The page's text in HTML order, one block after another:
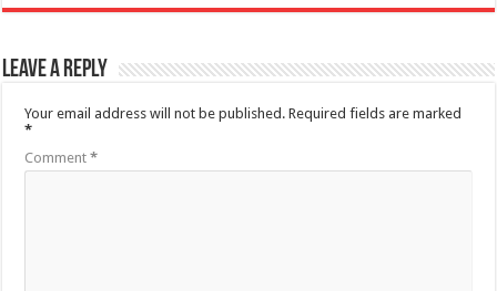
Leave a Reply
Your email address will not be published. Required fields are marked
*
Comment*